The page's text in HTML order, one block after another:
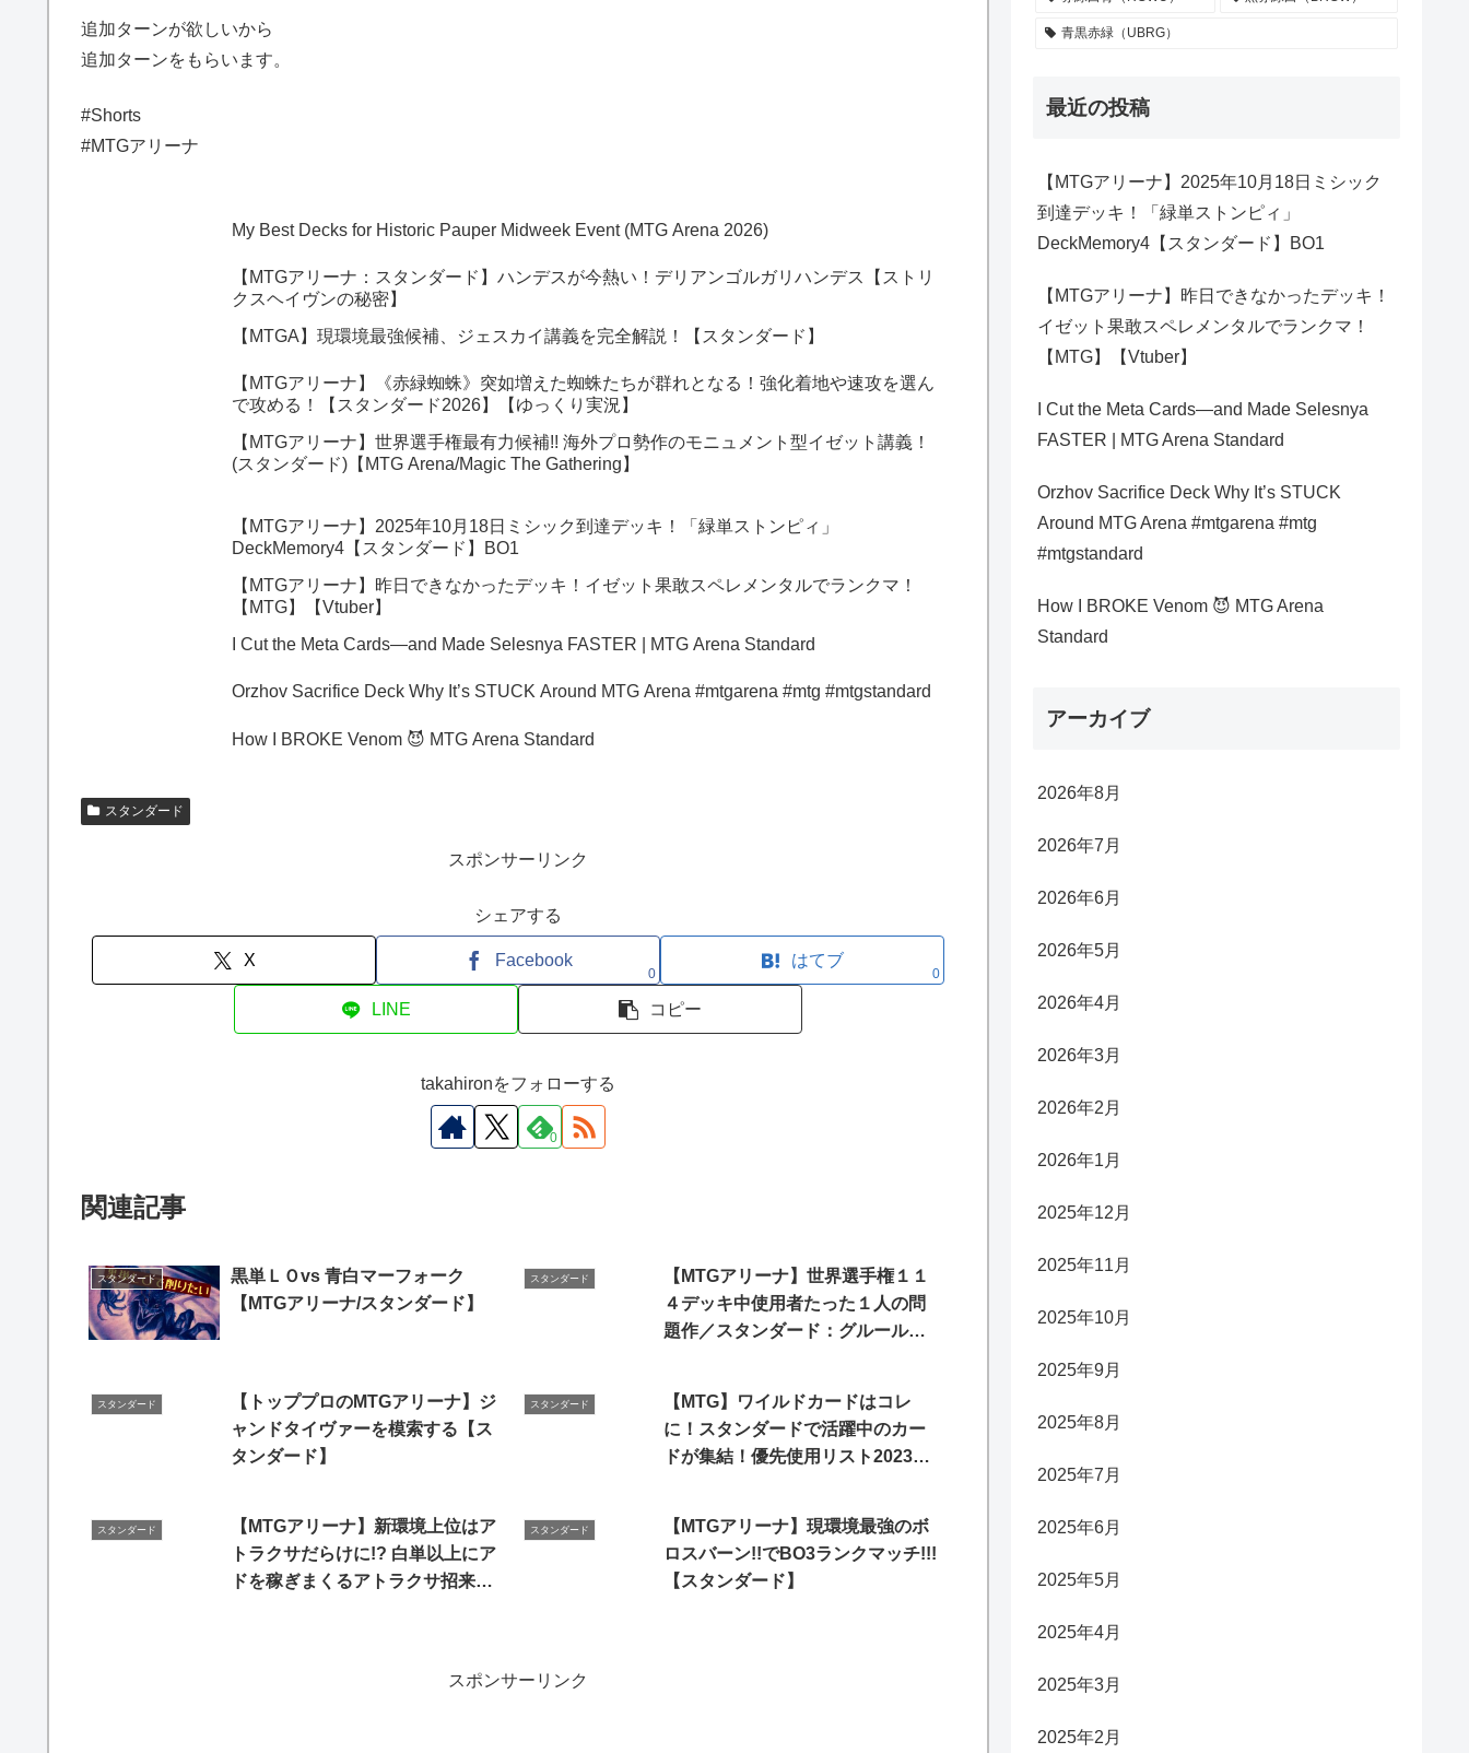
追加ターンが欲しいから
追加ターンをもらいます。
#Shorts
#MTGアリーナ
My Best Decks for Historic Pauper Midweek Event (MTG Arena 2026)
【MTGアリーナ：スタンダード】ハンデスが今熱い！デリアンゴルガリハンデス【ストリ
クスヘイヴンの秘密】
【MTGA】現環境最強候補、ジェスカイ講義を完全解説！【スタンダード】
【MTGアリーナ】《赤緑蜘蛛》突如増えた蜘蛛たちが群れとなる！強化着地や速攻を選ん
で攻める！【スタンダード2026】【ゆっくり実況】
【MTGアリーナ】世界選手権最有力候補!! 海外プロ勢作のモニュメント型イゼット講義！
(スタンダード)【MTG Arena/Magic The Gathering】
【MTGアリーナ】2025年10月18日ミシック到達デッキ！「緑単ストンピィ」
DeckMemory4【スタンダード】BO1
【MTGアリーナ】昨日できなかったデッキ！イゼット果敢スペレメンタルでランクマ！
【MTG】【Vtuber】
I Cut the Meta Cards—and Made Selesnya FASTER | MTG Arena Standard
Orzhov Sacrifice Deck Why It’s STUCK Around MTG Arena #mtgarena #mtg #mtgstandard
How I BROKE Venom 😈 MTG Arena Standard
スタンダード
スポンサーリンク
シェアする
X Facebook
0
はてブ
0
LINE コピー
takahironをフォローする
0
関連記事
スタンダード
黒単ＬＯvs 青白マーフォーク
【MTGアリーナ/スタンダード】
スタンダード
【MTGアリーナ】世界選手権１１
４デッキ中使用者たった１人の問
題作／スタンダード：グルール昂
スタンダード
【トッププロのMTGアリーナ】ジ
ャンドタイヴァーを模索する【ス
タンダード】
スタンダード
【MTG】ワイルドカードはコレ
に！スタンダードで活躍中のカー
ドが集結！優先使用リスト2023年
動画を！
スタンダード
【MTGアリーナ】新環境上位はア
トラクサだらけに!? 白単以上にア
ドを稼ぎまくるアトラクサ招来が
スタンダード
【MTGアリーナ】現環境最強のボ
ロスバーン!!でBO3ランクマッチ!!!
【スタンダード】
スポンサーリンク
青黒赤緑（UBRG）
最近の投稿
【MTGアリーナ】2025年10月18日ミシック
到達デッキ！「緑単ストンピィ」
DeckMemory4【スタンダード】BO1
【MTGアリーナ】昨日できなかったデッキ！
イゼット果敢スペレメンタルでランクマ！
【MTG】【Vtuber】
I Cut the Meta Cards—and Made Selesnya
FASTER | MTG Arena Standard
Orzhov Sacrifice Deck Why It’s STUCK
Around MTG Arena #mtgarena #mtg
#mtgstandard
How I BROKE Venom 😈 MTG Arena
Standard
アーカイブ
2026年8月
2026年7月
2026年6月
2026年5月
2026年4月
2026年3月
2026年2月
2026年1月
2025年12月
2025年11月
2025年10月
2025年9月
2025年8月
2025年7月
2025年6月
2025年5月
2025年4月
2025年3月
2025年2月